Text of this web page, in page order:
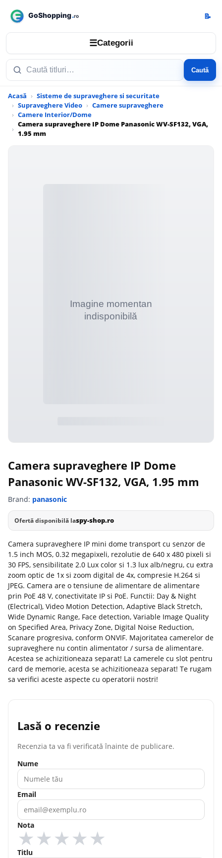
☰Categorii
Caută
📝
Acasă
Sisteme de supraveghere si securitate
Supraveghere Video
Camere supraveghere
Camere Interior/Dome
Camera supraveghere IP Dome Panasonic WV-SF132, VGA,
1.95 mm
Camera supraveghere IP Dome
Panasonic WV-SF132, VGA, 1.95 mm
Brand: panasonic
Ofertă disponibilă laspy-shop.ro
Camera supraveghere IP mini dome transport cu senzor de
1.5 inch MOS, 0.32 megapixeli, rezolutie de 640 x 480 pixeli si
30 FPS, sensibilitate 2.0 Lux color si 1.3 lux alb/negru, cu extra
zoom optic de 1x si zoom digital de 4x, compresie H.264 si
JPEG. Camera are o tensiune de alimentare de alimentare
prin PoE 48 V, conectivitate IP si PoE. Functii: Day & Night
(Electrical), Video Motion Detection, Adaptive Black Stretch,
Wide Dynamic Range, Face detection, Variable Image Quality
on Specified Area, Privacy Zone, Digital Noise Reduction,
Scanare progresiva, conform ONVIF. Majoritatea camerelor de
supraveghere nu contin alimentator / sursa de alimentare.
Acestea se achizitioneaza separat! La camerele cu slot pentru
card de memorie, acesta se achizitioneaza separat! Te rugam
sa verifici aceste aspecte cu operatorii nostri!
Lasă o recenzie
Recenzia ta va fi verificată înainte de publicare.
Nume
Email
Nota
★
★
★
★
★
Titlu